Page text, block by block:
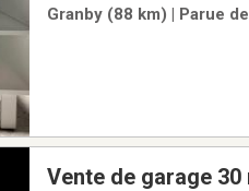
Granby (88 km) | Parue
Vente de garage 30